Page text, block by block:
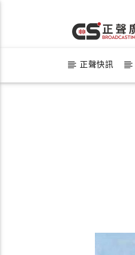
正聲快訊